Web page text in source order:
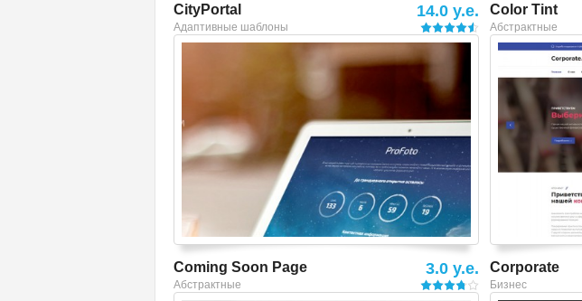
CityPortal
Адаптивные шаблоны
14.0 y.e. Color Tint
Абстрактные
Смотреть шаблон
Coming Soon Page
Абстрактные
3.0 y.e. Corporate
Бизнес